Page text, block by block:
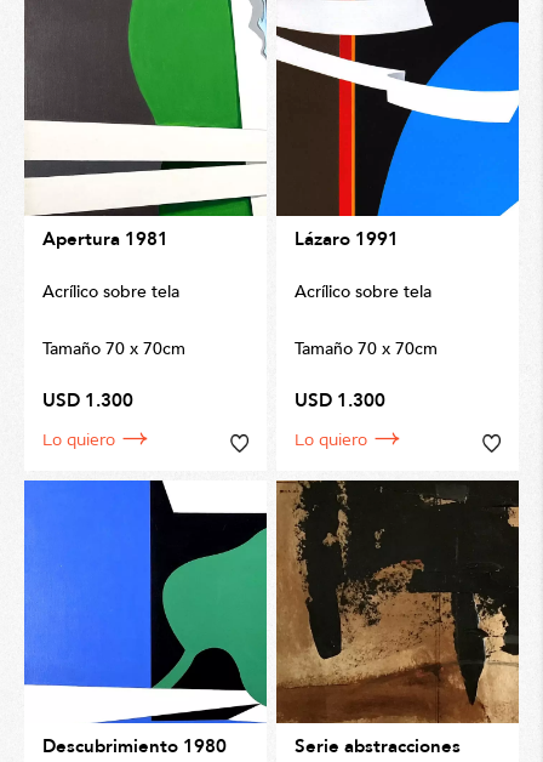
Apertura 1981
Acrílico sobre tela
Tamaño 70 x 70cm
USD 1.300
Lo quiero
Lázaro 1991
Acrílico sobre tela
Tamaño 70 x 70cm
USD 1.300
Lo quiero
Descubrimiento 1980 Serie abstracciones